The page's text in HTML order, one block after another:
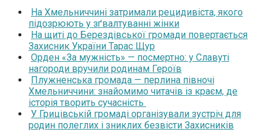
На Хмельниччині затримали рецидивіста, якого
підозрюють у зґвалтуванні жінки
На щиті до Берездівської громади повертається
Захисник України Тарас Щур
Орден «За мужність» — посмертно: у Славуті
нагороди вручили родинам Героїв
Плужненська громада — перлина півночі
Хмельниччини: знайомимо читачів із краєм, де
історія творить сучасність
У Грицівській громаді організували зустріч для
родин полеглих і зниклих безвісти Захисників